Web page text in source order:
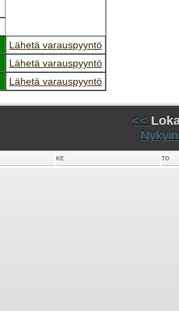
Lähetä varauspyyntö
Lähetä varauspyyntö
Lähetä varauspyyntö
<<
KE TO